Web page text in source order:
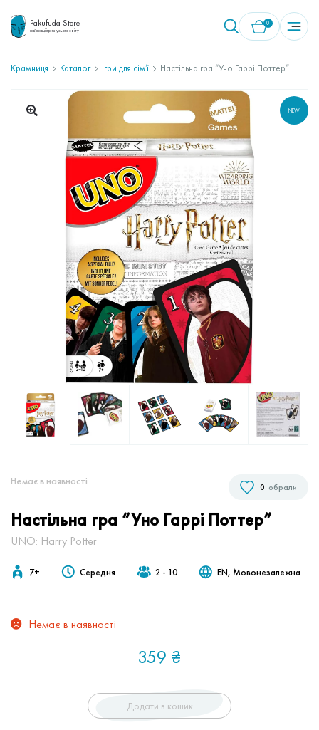
Pakufuda Store
найкращі ігри з усього світу
0
У кошику немає товарів.
Крамниця Каталог Ігри для сім’ї Настільна гра “Уно Гаррі Поттер”
NEW
Немає в наявностi обрали
0
Настільна гра “Уно Гаррі Поттер”
UNO: Harry Potter
7+ Середня 2 - 10 EN, Мовонезалежна
Немає в наявності
359 ₴
Додати в кошик